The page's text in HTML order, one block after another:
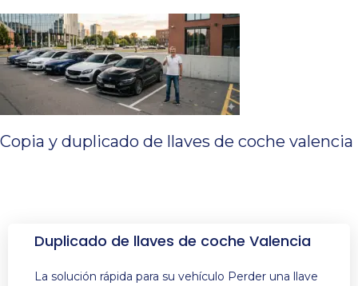
Copia y duplicado de llaves de coche valencia
Duplicado de llaves de coche Valencia
La solución rápida para su vehículo Perder una llave